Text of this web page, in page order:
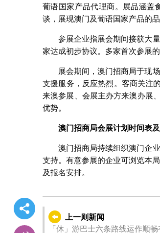
葡语国家产品代理商。展品涵盖
谈，展现澳门及葡语国家产品的品
参展企业指展会期间接获大
家达成初步协议。多家首次参展
展会期间，澳门招商局于现
支援服务，反应热烈。客商关注
来澳参展、会展主办方来澳办展
优势。
澳门招商局会展计划时间表
澳门招商局持续组织澳门企
支持。有意参展的企业可浏览本
及报名安排。
上一则新闻
「休」游巴士六条路线运作顺